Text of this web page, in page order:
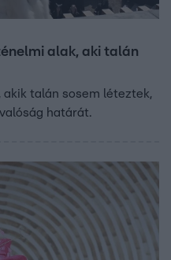
alak, aki talán
akik talán sosem léteztek,
határát.